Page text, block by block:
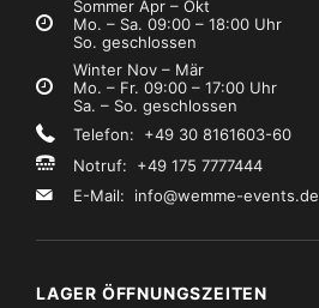
Sommer Apr – Okt
Mo. – Sa. 09:00 – 18:00 Uhr
So. geschlossen
Winter Nov – Mär
Mo. – Fr. 09:00 – 17:00 Uhr
Sa. – So. geschlossen
Telefon: +49 30 8161603-60
Notruf: +49 175 7777444
E-Mail: info@wemme-events.de
LAGER ÖFFNUNGSZEITEN